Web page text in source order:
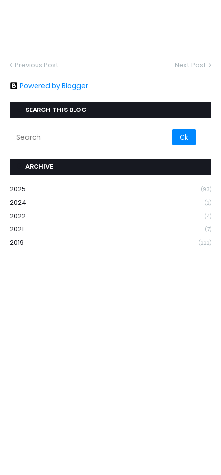
Previous Post Next Post
Powered by Blogger
SEARCH THIS BLOG
ARCHIVE
2025 (93)
2024 (2)
2022 (4)
2021 (7)
2019 (222)